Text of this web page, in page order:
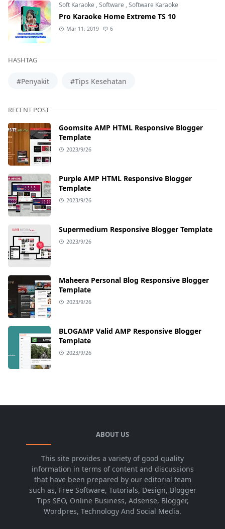
Soft Karaoke ,Software ,Software Karaoke
Pro Karaoke Home Extreme TS 10
Mar 11, 2019 6
HASHTAG
#Penyakit #Tips Kesehatan
RECENT POST
Goomsite AMP HTML Responsive Blogger
Template
2023/9/26
Purple AMP HTML Responsive Blogger
Template
2023/9/26
Supermedium Responsive Blogger Template
2023/9/26
Maheera Personal Blog Responsive Blogger
Template
2023/9/26
BLOGAMP Valid AMP Responsive Blogger
Template
2023/9/26
ABOUT US
This site provides a variety of good quality
information in terms of content and discussions
that have been prepared by our editorial team
such as, Free Software, Tutorials, Design, Blogger
Tips SEO, Online Business, Adsense, Blogger,
Wordpres, Technology And Social Media.